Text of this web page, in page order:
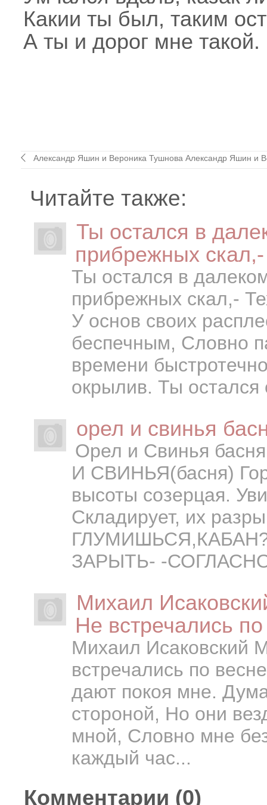
Какии ты был, таким
А ты и дорог мне такой.
Александр Яшин и Вероника Тушнова Александр Яшин и
Читайте также:
Ты остался в
прибрежных скал,-
Ты остался в
прибрежных скал,-
У основ своих
беспечным, Словно
времени
окрылив. Ты остался
орел и свинья
Орел и Свинья
И СВИНЬЯ(басня)
высоты созерцая.
Складирует, их
ЗАРЫТЬ- -
Михаил
Не встречались
Михаил Исаковский
встречались по
дают покоя мне.
стороной, Но они
мной, Словно мне
каждый час...
Комментарии (0)